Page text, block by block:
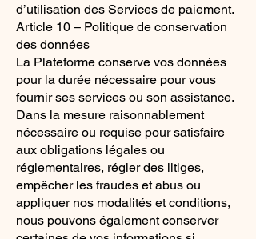
d’utilisation des Services de paiement.
Article 10 – Politique de conservation
des données
La Plateforme conserve vos données
pour la durée nécessaire pour vous
fournir ses services ou son assistance.
Dans la mesure raisonnablement
nécessaire ou requise pour satisfaire
aux obligations légales ou
réglementaires, régler des litiges,
empêcher les fraudes et abus ou
appliquer nos modalités et conditions,
nous pouvons également conserver